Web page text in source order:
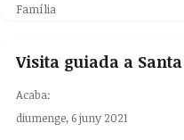
Família
Visita guiada a
Acaba:
diumenge, 6 juny 2021